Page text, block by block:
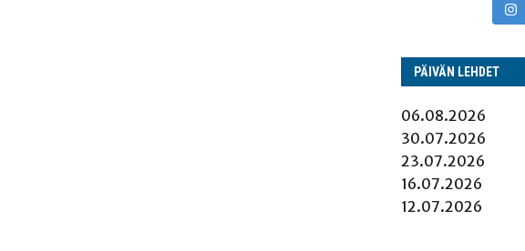
PÄI­VÄN LEHDET
06.08.2026
30.07.2026
23.07.2026
16.07.2026
12.07.2026